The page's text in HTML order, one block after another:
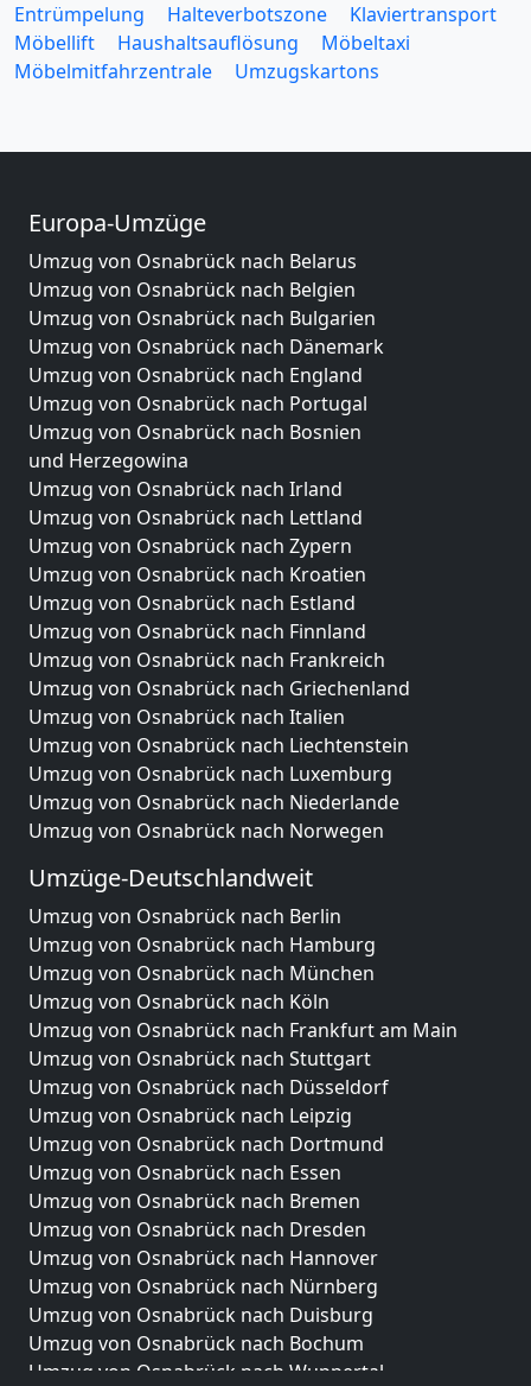
Entrümpelung
Halteverbotszone
Klaviertransport
Möbellift
Haushaltsauflösung
Möbeltaxi
Möbelmitfahrzentrale
Umzugskartons
Europa-Umzüge
Umzug von Osnabrück nach Belarus
Umzug von Osnabrück nach Belgien
Umzug von Osnabrück nach Bulgarien
Umzug von Osnabrück nach Dänemark
Umzug von Osnabrück nach England
Umzug von Osnabrück nach Portugal
Umzug von Osnabrück nach Bosnien
und Herzegowina
Umzug von Osnabrück nach Irland
Umzug von Osnabrück nach Lettland
Umzug von Osnabrück nach Zypern
Umzug von Osnabrück nach Kroatien
Umzug von Osnabrück nach Estland
Umzug von Osnabrück nach Finnland
Umzug von Osnabrück nach Frankreich
Umzug von Osnabrück nach Griechenland
Umzug von Osnabrück nach Italien
Umzug von Osnabrück nach Liechtenstein
Umzug von Osnabrück nach Luxemburg
Umzug von Osnabrück nach Niederlande
Umzug von Osnabrück nach Norwegen
Umzüge-Deutschlandweit
Umzug von Osnabrück nach Berlin
Umzug von Osnabrück nach Hamburg
Umzug von Osnabrück nach München
Umzug von Osnabrück nach Köln
Umzug von Osnabrück nach Frankfurt am Main
Umzug von Osnabrück nach Stuttgart
Umzug von Osnabrück nach Düsseldorf
Umzug von Osnabrück nach Leipzig
Umzug von Osnabrück nach Dortmund
Umzug von Osnabrück nach Essen
Umzug von Osnabrück nach Bremen
Umzug von Osnabrück nach Dresden
Umzug von Osnabrück nach Hannover
Umzug von Osnabrück nach Nürnberg
Umzug von Osnabrück nach Duisburg
Umzug von Osnabrück nach Bochum
Umzug von Osnabrück nach Wuppertal